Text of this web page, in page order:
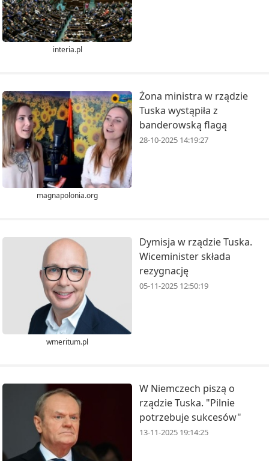
interia.pl
magnapolonia.org
Żona ministra w rządzie
Tuska wystąpiła z
banderowską flagą
28-10-2025 14:19:27
wmeritum.pl
Dymisja w rządzie Tuska.
Wiceminister składa
rezygnację
05-11-2025 12:50:19
W Niemczech piszą o
rządzie Tuska. "Pilnie
potrzebuje sukcesów"
13-11-2025 19:14:25